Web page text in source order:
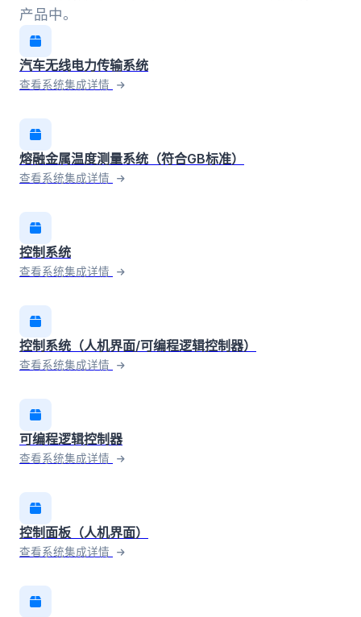
产品中。
汽车无线电力传输系统
查看系统集成详情
熔融金属温度测量系统（符合GB标准）
查看系统集成详情
控制系统
查看系统集成详情
控制系统（人机界面/可编程逻辑控制器）
查看系统集成详情
可编程逻辑控制器
查看系统集成详情
控制面板（人机界面）
查看系统集成详情